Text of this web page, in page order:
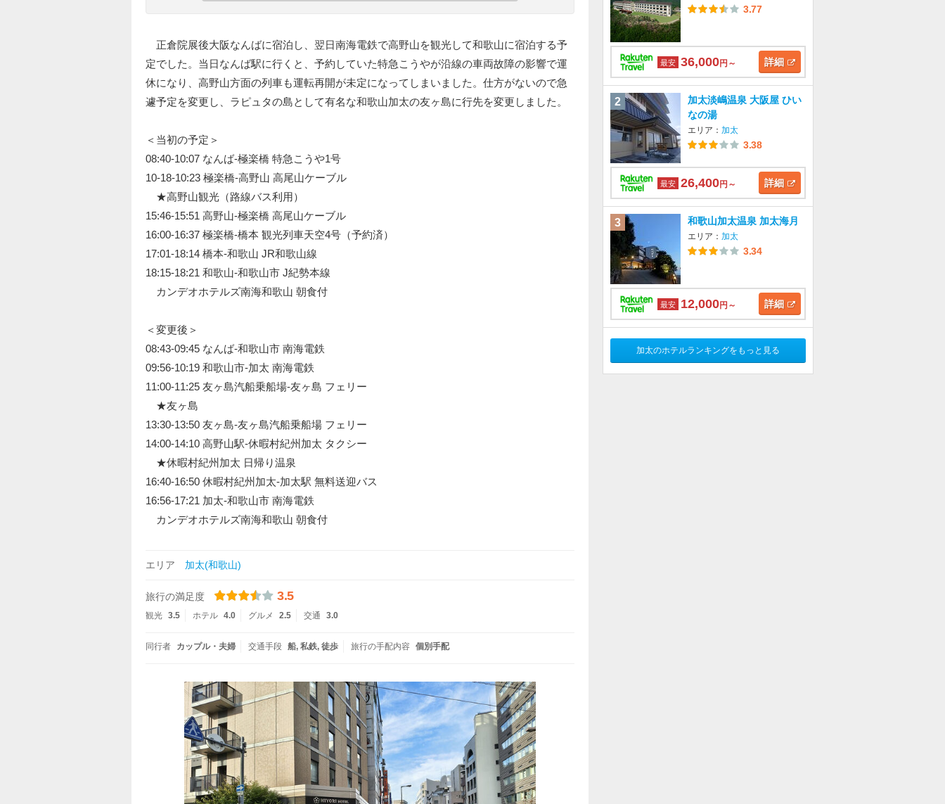
正倉院展後大阪なんばに宿泊し、翌日南海電鉄で高野山を観光して和歌山に宿泊する予
定でした。当日なんば駅に行くと、予約していた特急こうやが沿線の車両故障の影響で運
休になり、高野山方面の列車も運転再開が未定になってしまいました。仕方がないので急
遽予定を変更し、ラピュタの島として有名な和歌山加太の友ヶ島に行先を変更しました。
＜当初の予定＞
08:40-10:07 なんば-極楽橋 特急こうや1号
10-18-10:23 極楽橋-高野山 高尾山ケーブル
★高野山観光（路線バス利用）
15:46-15:51 高野山-極楽橋 高尾山ケーブル
16:00-16:37 極楽橋-橋本 観光列車天空4号（予約済）
17:01-18:14 橋本-和歌山 JR和歌山線
18:15-18:21 和歌山-和歌山市 J紀勢本線
カンデオホテルズ南海和歌山 朝食付
＜変更後＞
08:43-09:45 なんば-和歌山市 南海電鉄
09:56-10:19 和歌山市-加太 南海電鉄
11:00-11:25 友ヶ島汽船乗船場-友ヶ島 フェリー
★友ヶ島
13:30-13:50 友ヶ島-友ヶ島汽船乗船場 フェリー
14:00-14:10 高野山駅-休暇村紀州加太 タクシー
★休暇村紀州加太 日帰り温泉
16:40-16:50 休暇村紀州加太-加太駅 無料送迎バス
16:56-17:21 加太-和歌山市 南海電鉄
カンデオホテルズ南海和歌山 朝食付
エリア 加太(和歌山)
旅行の満足度 3.5
観光 3.5 ホテル 4.0 グルメ 2.5 交通 3.0
同行者 カップル・夫婦 交通手段 船 私鉄 徒歩 旅行の手配内容 個別手配
3.77
最安 36,000円～ 詳細
2
加太淡嶋温泉 大阪屋 ひい
なの湯
エリア： 加太
3.38
最安 26,400円～ 詳細
3 和歌山加太温泉 加太海月
エリア： 加太
3.34
最安 12,000円～ 詳細
加太のホテルランキングをもっと見る